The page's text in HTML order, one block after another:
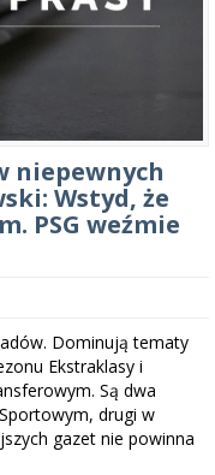
niepewnych
Wstyd, że
PSG weźmie
Dominują tematy
Ekstraklasy i
Są dwa
drugi w
gazet nie powinna